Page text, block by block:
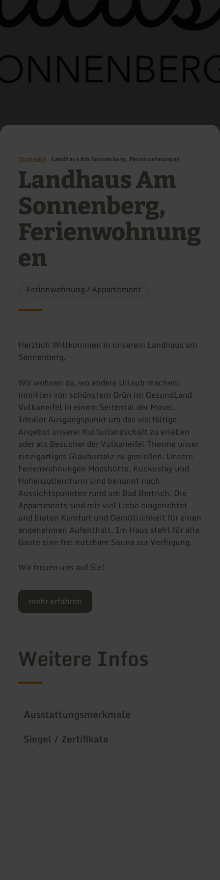
Startseite Landhaus Am Sonnenberg, Ferienwohnungen
Landhaus Am
Sonnenberg,
Ferienwohnung
en
Ferienwohnung / Appartement
Herzlich Willkommen in unserem Landhaus am
Sonnenberg.
Wir wohnen da, wo andere Urlaub machen:
inmitten von schönstem Grün im GesundLand
Vulkaneifel in einem Seitental der Mosel.
Idealer Ausgangspunkt um das vielfältige
Angebot unserer Kulturlandschaft zu erleben
oder als Besucher der Vulkaneifel Therme unser
einzigartiges Glaubersalz zu genießen. Unsere
Ferienwohnungen Mooshütte, Kuckuslay und
Hohenzollernturm sind benannt nach
Aussichtspunkten rund um Bad Bertrich. Die
Appartments sind mit viel Liebe eingerichtet
und bieten Komfort und Gemütlichkeit für einen
angenehmen Aufenthalt. Im Haus steht für alle
Gäste eine frei nutzbare Sauna zur Verfügung.
Wir freuen uns auf Sie!
mehr erfahren
Weitere Infos
Ausstattungsmerkmale
Siegel / Zertifikate